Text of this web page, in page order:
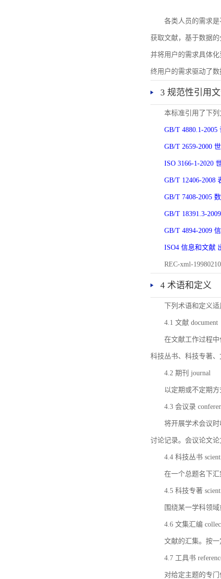
各类人员的需求
获取文献，基于数据
并将用户的需求具体
终用户的需求驱动了
3 规范性引用
本标准引用了下
GB/T 4880.1-
GB/T 2659-2000
ISO 3166-1-2020
GB/T 12406-2008
GB/T 7408-2005
GB/T 18391.3-
GB/T 4894-2009
ISO4 信息和文献
REC-xml-
4 术语和定义
下列术语和定义
4.1 文献 document
在文献工作过程
科技丛书、科技专著
4.2 期刊 journal
以定期或不定期
4.3 会议录
将开展学术会议
讨论记录。会议论文
4.4 科技丛书
在一个总题名下
4.5 科技专著
围绕某一学科领
4.6 文集汇编
文献的汇集。按
4.7 工具书
对给定主题的专